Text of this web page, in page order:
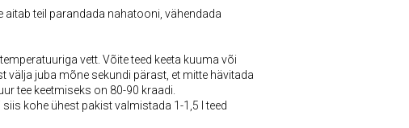
teil parandada nahatooni, vähendada
vett. Võite teed keeta kuuma või
välja juba mõne sekundi pärast, et mitte hävitada
tee keetmiseks on 80-90 kraadi.
kohe ühest pakist valmistada 1-1,5 l teed